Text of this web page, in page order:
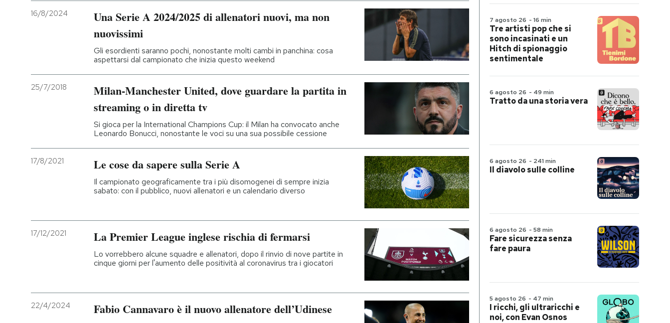
16/8/2024
Una Serie A 2024/2025 di allenatori nuovi, ma non
nuovissimi
Gli esordienti saranno pochi, nonostante molti cambi in panchina: cosa
aspettarsi dal campionato che inizia questo weekend
25/7/2018
Milan-Manchester United, dove guardare la partita in
streaming o in diretta tv
Si gioca per la International Champions Cup: il Milan ha convocato anche
Leonardo Bonucci, nonostante le voci su una sua possibile cessione
17/8/2021 Le cose da sapere sulla Serie A
Il campionato geograficamente tra i più disomogenei di sempre inizia
sabato: con il pubblico, nuovi allenatori e un calendario diverso
17/12/2021 La Premier League inglese rischia di fermarsi
Lo vorrebbero alcune squadre e allenatori, dopo il rinvio di nove partite in
cinque giorni per l'aumento delle positività al coronavirus tra i giocatori
22/4/2024 Fabio Cannavaro è il nuovo allenatore dell’Udinese
7 agosto 26 - 16 min
Tre artisti pop che si
sono incasinati e un
Hitch di spionaggio
sentimentale
6 agosto 26 - 49 min
Tratto da una storia vera
6 agosto 26 - 241 min
Il diavolo sulle colline
6 agosto 26 - 58 min
Fare sicurezza senza
fare paura
5 agosto 26 - 47 min
I ricchi, gli ultraricchi e
noi, con Evan Osnos